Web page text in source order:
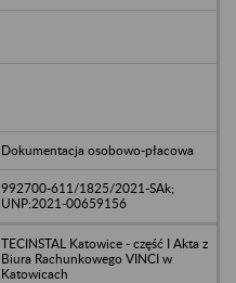
Dokumentacja osobowo-płacowa
992700-611/1825/2021-SAk;
UNP:2021-00659156
TECINSTAL Katowice - część I Akta z
Biura Rachunkowego VINCI w
Katowicach